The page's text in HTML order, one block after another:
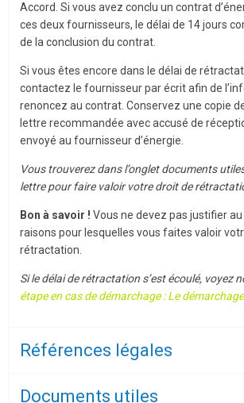
Accord. Si vous avez conclu un contrat
ces deux fournisseurs, le délai de 14 jours
de la conclusion du contrat.
Si vous êtes encore dans le délai de
contactez le fournisseur par écrit afin de
renoncez au contrat. Conservez une copie
lettre recommandée avec accusé de
envoyé au fournisseur d’énergie.
Vous trouverez dans l’onglet documents
lettre pour faire valoir votre droit de
Bon à savoir ! Vous ne devez pas justifier
raisons pour lesquelles vous faites valoir
rétractation.
Si le délai de rétractation s’est écoulé, voyez
étape en cas de démarchage : Le
Références légales
Documents utiles